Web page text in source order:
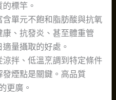
標竿。
含單元不飽和脂肪酸與抗氧
、抗發炎、甚至體重管
量攝取的好處。
涼拌、低溫烹調到特定條件
煙點是關鍵。高品質
更廣。